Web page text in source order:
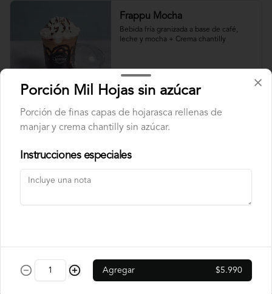
Frappu Mocha
Bebida fría granizada a base de café,
leche y mocha + Crema chantilly
$6.490
Smoothie de Berries
Mix de berries
Vitamina Naranja 100%
Porción Mil Hojas sin azúcar
Porción de finas capas de hojarasca rellenas de
manjar y crema chantilly sin azúcar.
Instrucciones especiales
Agregar $5.990